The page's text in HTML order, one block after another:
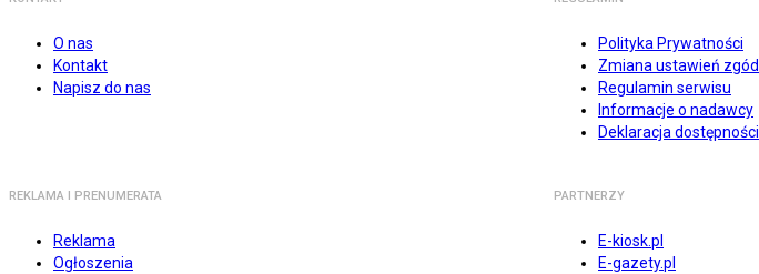
O nas
Kontakt
Napisz do nas
Polityka Prywatności
Zmiana ustawień zgód
Regulamin serwisu
Informacje o nadawcy
Deklaracja dostępności
REKLAMA I PRENUMERATA
Reklama
Ogłoszenia
PARTNERZY
E-kiosk.pl
E-gazety.pl